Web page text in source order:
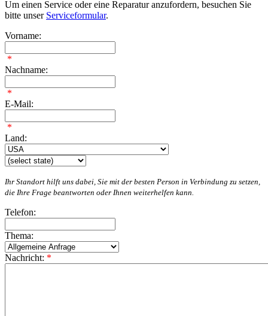
Um einen Service oder eine Reparatur anzufordern, besuchen Sie
bitte unser Serviceformular.
Vorname:
*
Nachname:
*
E-Mail:
*
Land:
Ihr Standort hilft uns dabei, Sie mit der besten Person in Verbindung zu setzen,
die Ihre Frage beantworten oder Ihnen weiterhelfen kann.
Telefon:
Thema:
Nachricht: *